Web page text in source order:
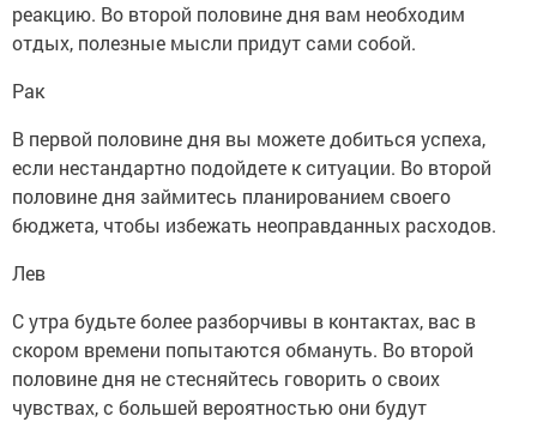
реакцию. Во второй половине дня вам необходим
отдых, полезные мысли придут сами собой.
Рак
В первой половине дня вы можете добиться успеха,
если нестандартно подойдете к ситуации. Во второй
половине дня займитесь планированием своего
бюджета, чтобы избежать неоправданных расходов.
Лев
С утра будьте более разборчивы в контактах, вас в
скором времени попытаются обмануть. Во второй
половине дня не стесняйтесь говорить о своих
чувствах, с большей вероятностью они будут